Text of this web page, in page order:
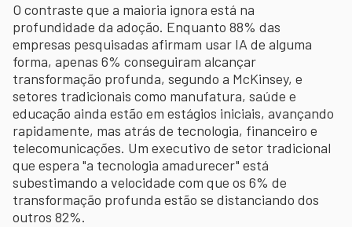
O contraste que a maioria ignora está na
profundidade da adoção. Enquanto 88% das
empresas pesquisadas afirmam usar IA de alguma
forma, apenas 6% conseguiram alcançar
transformação profunda, segundo a McKinsey, e
setores tradicionais como manufatura, saúde e
educação ainda estão em estágios iniciais, avançando
rapidamente, mas atrás de tecnologia, financeiro e
telecomunicações. Um executivo de setor tradicional
que espera "a tecnologia amadurecer" está
subestimando a velocidade com que os 6% de
transformação profunda estão se distanciando dos
outros 82%.